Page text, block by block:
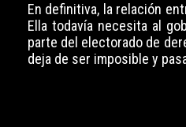
En definitiva, la relación
Ella todavía necesita al
parte del electorado de
deja de ser imposible y